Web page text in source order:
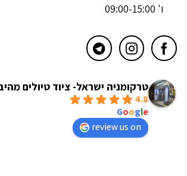
ו' 09:00-15:00
טרקומניה ישראל- ציוד טיולים
4.8
Google
review us on